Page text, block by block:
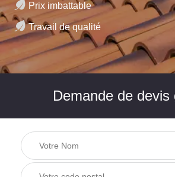
Prix imbattable
Travail de qualité
Demande de devis